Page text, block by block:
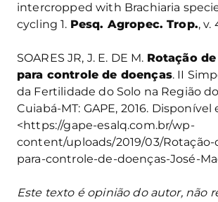
intercropped with Brachiaria
cycling 1. Pesq. Agropec. Trop., v.
SOARES JR, J. E. DE M. Rotação
para controle de doenças. II
da Fertilidade do Solo na Região
Cuiabá-MT: GAPE, 2016. Disponível
<https://gape-esalq.com.br/wp-
content/uploads/2019/03/
para-controle-de-doenças-José-
Este texto é opinião do autor, não